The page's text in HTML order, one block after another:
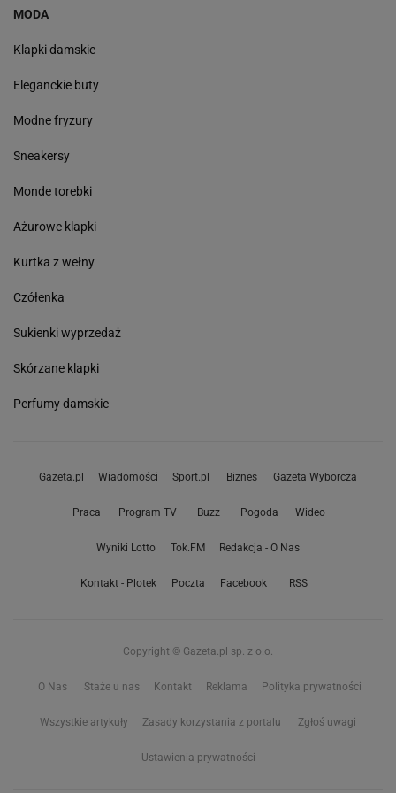
MODA
Klapki damskie
Eleganckie buty
Modne fryzury
Sneakersy
Monde torebki
Ażurowe klapki
Kurtka z wełny
Czółenka
Sukienki wyprzedaż
Skórzane klapki
Perfumy damskie
Gazeta.pl Wiadomości Sport.pl Biznes Gazeta Wyborcza
Praca Program TV Buzz Pogoda Wideo
Wyniki Lotto Tok.FM Redakcja - O Nas
Kontakt - Plotek Poczta Facebook RSS
Copyright © Gazeta.pl sp. z o.o.
O Nas Staże u nas Kontakt Reklama Polityka prywatności
Wszystkie artykuły Zasady korzystania z portalu Zgłoś uwagi
Ustawienia prywatności